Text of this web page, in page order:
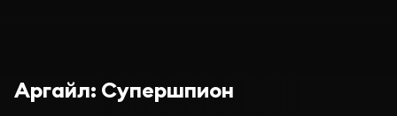
Аргайл: Супершпион